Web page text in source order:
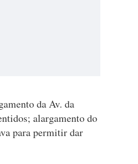
da Av. da
alargamento do
para permitir dar